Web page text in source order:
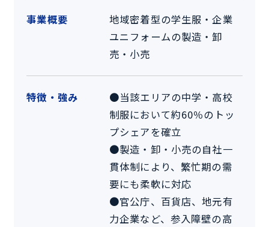
事業概要
地域密着型の学生服・企業
ユニフォームの製造・卸
売・小売
特徴・強み
●当該エリアの中学・高校
制服において約60％のトッ
プシェアを確立
●製造・卸・小売の自社一
貫体制により、繁忙期の需
要にも柔軟に対応
●官公庁、百貨店、地元有
力企業など、参入障壁の高